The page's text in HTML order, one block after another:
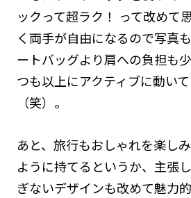
ックって超ラク！ って改めて
く両手が自由になるので写真
ートバッグより肩への負担も
つも以上にアクティブに動い
（笑）。
あと、旅行もおしゃれを楽し
ように持てるというか、主張
ぎないデザインも改めて魅力